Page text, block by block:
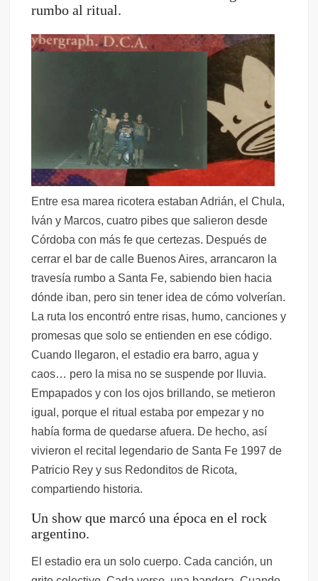
rumbo al ritual.
Entre esa marea ricotera estaban Adrián, el Chula,
Iván y Marcos, cuatro pibes que salieron desde
Córdoba con más fe que certezas. Después de
cerrar el bar de calle Buenos Aires, arrancaron la
travesía rumbo a Santa Fe, sabiendo bien hacia
dónde iban, pero sin tener idea de cómo volverían.
La ruta los encontró entre risas, humo, canciones y
promesas que solo se entienden en ese código.
Cuando llegaron, el estadio era barro, agua y
caos… pero la misa no se suspende por lluvia.
Empapados y con los ojos brillando, se metieron
igual, porque el ritual estaba por empezar y no
había forma de quedarse afuera. De hecho, así
vivieron el recital legendario de Santa Fe 1997 de
Patricio Rey y sus Redonditos de Ricota,
compartiendo historia.
Un show que marcó una época en el rock
argentino.
El estadio era un solo cuerpo. Cada canción, un